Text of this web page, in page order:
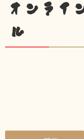
オンライ
ル